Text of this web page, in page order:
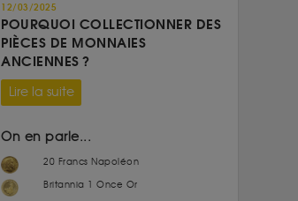
12/03/2025
POURQUOI COLLECTIONNER DES
PIÈCES DE MONNAIES
ANCIENNES ?
Lire la suite
On en parle...
20 Francs Napoléon
Britannia 1 Once Or